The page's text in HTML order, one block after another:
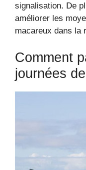
signalisation. De
améliorer les
macareux dans la
Comment
journées